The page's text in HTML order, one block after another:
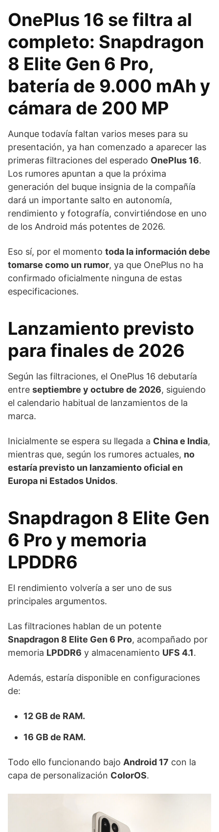
OnePlus 16 se filtra al
completo: Snapdragon
8 Elite Gen 6 Pro,
batería de 9.000 mAh y
cámara de 200 MP
Aunque todavía faltan varios meses para su
presentación, ya han comenzado a aparecer las
primeras filtraciones del esperado OnePlus 16.
Los rumores apuntan a que la próxima
generación del buque insignia de la compañía
dará un importante salto en autonomía,
rendimiento y fotografía, convirtiéndose en uno
de los Android más potentes de 2026.
Eso sí, por el momento toda la información debe
tomarse como un rumor, ya que OnePlus no ha
confirmado oficialmente ninguna de estas
especificaciones.
Lanzamiento previsto
para finales de 2026
Según las filtraciones, el OnePlus 16 debutaría
entre septiembre y octubre de 2026, siguiendo
el calendario habitual de lanzamientos de la
marca.
Inicialmente se espera su llegada a China e India,
mientras que, según los rumores actuales, no
estaría previsto un lanzamiento oficial en
Europa ni Estados Unidos.
Snapdragon 8 Elite Gen
6 Pro y memoria
LPDDR6
El rendimiento volvería a ser uno de sus
principales argumentos.
Las filtraciones hablan de un potente
Snapdragon 8 Elite Gen 6 Pro, acompañado por
memoria LPDDR6 y almacenamiento UFS 4.1.
Además, estaría disponible en configuraciones
de:
12 GB de RAM.
16 GB de RAM.
Todo ello funcionando bajo Android 17 con la
capa de personalización ColorOS.